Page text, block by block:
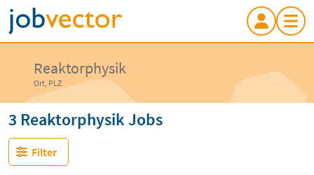
Reaktorphysik
Ort, PLZ
3 Reaktorphysik Jobs
Filter